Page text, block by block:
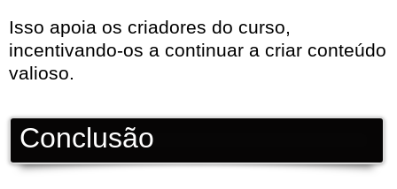
Isso apoia os criadores do curso,
incentivando-os a continuar a criar conteúdo
valioso.
Conclusão